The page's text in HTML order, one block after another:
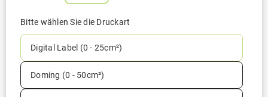
Bitte wählen Sie die Druckart
Digital Label (0 - 25cm²)
Doming (0 - 50cm²)